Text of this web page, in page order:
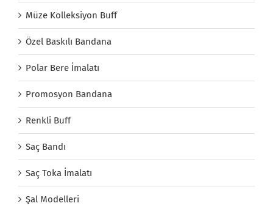
Müze Kolleksiyon Buff
Özel Baskılı Bandana
Polar Bere İmalatı
Promosyon Bandana
Renkli Buff
Saç Bandı
Saç Toka İmalatı
Şal Modelleri